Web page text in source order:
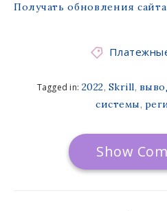
Получать обновления
Tagged in: 2022, Skrill,
системы,
Show